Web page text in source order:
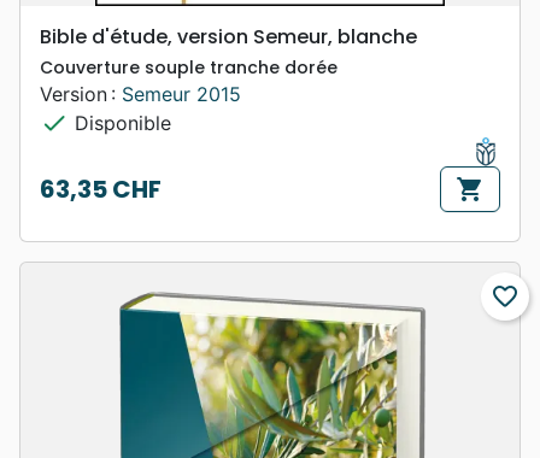
Bible d'étude, version Semeur, blanche
Couverture souple tranche dorée
Version : Semeur 2015
check Disponible
Prix
63,35 CHF shopping_cart
favorite_border